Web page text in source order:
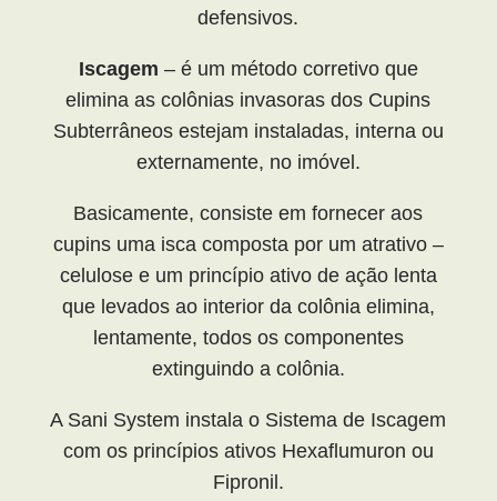
defensivos.
Iscagem – é um método corretivo que
elimina as colônias invasoras dos Cupins
Subterrâneos estejam instaladas, interna ou
externamente, no imóvel.
Basicamente, consiste em fornecer aos
cupins uma isca composta por um atrativo –
celulose e um princípio ativo de ação lenta
que levados ao interior da colônia elimina,
lentamente, todos os componentes
extinguindo a colônia.
A Sani System instala o Sistema de Iscagem
com os princípios ativos Hexaflumuron ou
Fipronil.